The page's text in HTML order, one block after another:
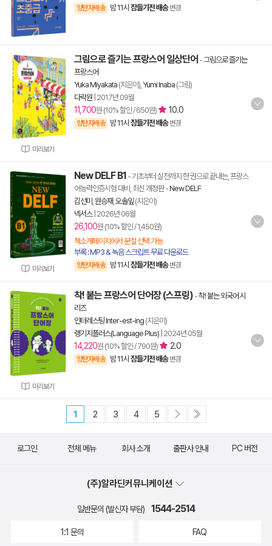
양탄자배송 밤 11시 잠들기전 배송 변경
미리보기
그림으로 즐기는 프랑스어 일상단어 -그림으로 즐기는
프랑스어
Yuka Miyakata (지은이), Yumi Inaba (그림)
다락원 2017년 09월
11,700원 (10% 할인 / 650원) 10.0
양탄자배송 밤 11시 잠들기전 배송 변경
미리보기
New DELF B1 - 기초부터 실전까지 한 권으로 끝내는, 프랑스
어능력인증시험 대비, 최신 개정판-New DELF
김선미 원승재 오솔잎(지은이)
넥서스| 2026년 06월
26,100원 (10% 할인 / 1,450원)
책소개페이지에서 분철 선택 가능
부록 : MP3 & 녹음 스크립트 무료 다운로드
양탄자배송 밤 11시 잠들기전 배송 변경
미리보기
착! 붙는 프랑스어 단어장 (스프링) -착! 붙는 외국어 시
리즈
인터레스팅 Inter-est-ing (지은이)
랭기지플러스(Language Plus) 2024년 05월
14,220원 (10% 할인 / 790원) 2.0
양탄자배송 밤 11시 잠들기전 배송 변경
1 2 3 4 5
로그인 전체 메뉴 회사 소개 출판사 안내 PC 버전
(주)알라딘커뮤니케이션
일반문의 (발신자 부담) 1544-2514
1:1 문의 FAQ